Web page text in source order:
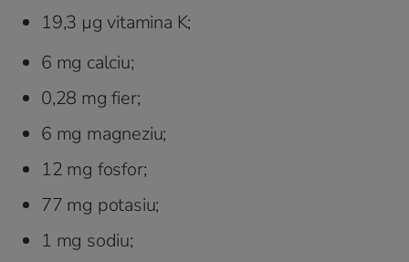
19,3 µg vitamina K;
6 mg calciu;
0,28 mg fier;
6 mg magneziu;
12 mg fosfor;
77 mg potasiu;
1 mg sodiu;